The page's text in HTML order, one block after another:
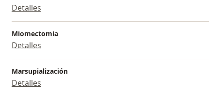
Detalles
Miomectomia
Detalles
Marsupialización
Detalles